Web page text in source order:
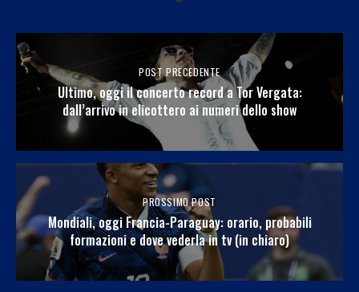
POST PRECEDENTE
Ultimo, oggi il concerto record a Tor Vergata:
dall’arrivo in elicottero ai numeri dello show
PROSSIMO POST
Mondiali, oggi Francia-Paraguay: orario, probabili
formazioni e dove vederla in tv (in chiaro)